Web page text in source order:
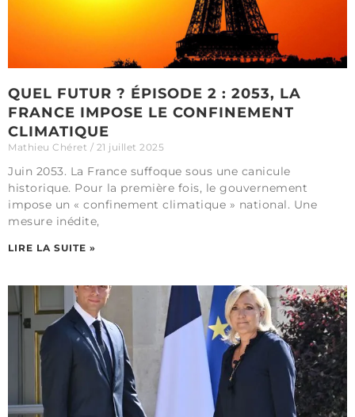
QUEL FUTUR ? ÉPISODE 2 : 2053, LA
FRANCE IMPOSE LE CONFINEMENT
CLIMATIQUE
Mathieu Chéret 21 juillet 2025
Juin 2053. La France suffoque sous une canicule
historique. Pour la première fois, le gouvernement
impose un « confinement climatique » national. Une
mesure inédite,
LIRE LA SUITE »